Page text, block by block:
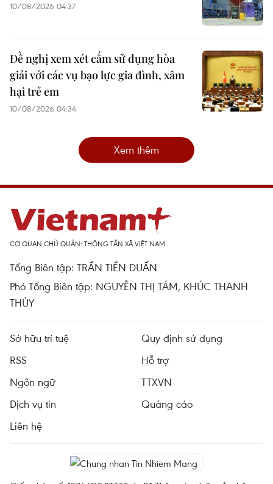
10/08/2026 04:37
Đề nghị xem xét cấm sử dụng hòa
giải với các vụ bạo lực gia đình, xâm
hại trẻ em
10/08/2026 04:34
Xem thêm
CƠ QUAN CHỦ QUẢN: THÔNG TẤN XÃ VIỆT NAM
Tổng Biên tập: TRẦN TIẾN DUẨN
Phó Tổng Biên tập: NGUYỄN THỊ TÁM, KHÚC THANH
THỦY
Sở hữu trí tuệ
Quy định sử dụng
RSS
Hỗ trợ
Ngôn ngữ
TTXVN
Dịch vụ tin
Quảng cáo
Liên hệ